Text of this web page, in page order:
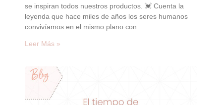
se inspiran todos nuestros productos. 💓 Cuenta la
leyenda que hace miles de años los seres humanos
convivíamos en el mismo plano con
Leer Más »